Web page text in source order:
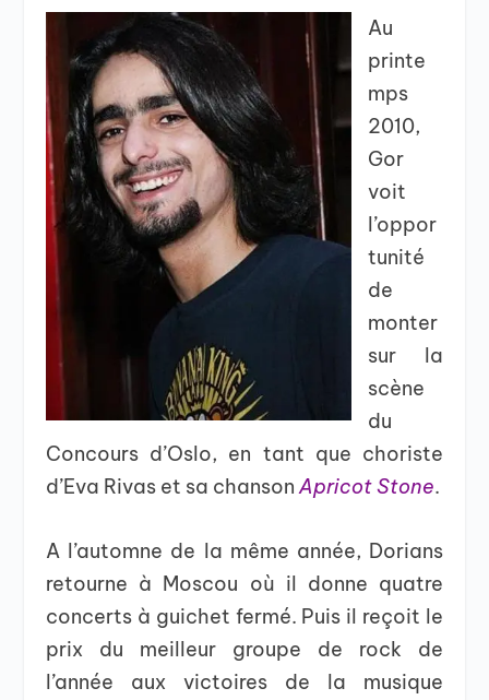
Au
printe
mps
2010,
Gor
voit
l’oppor
tunité
de
monter
sur la
scène
du
Concours d’Oslo, en tant que choriste
d’Eva Rivas et sa chansonApricot Stone.
A l’automne de la même année, Dorians
retourne à Moscou où il donne quatre
concerts à guichet fermé. Puis il reçoit le
prix du meilleur groupe de rock de
l’année aux victoires de la musique